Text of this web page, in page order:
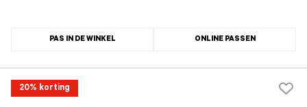
PAS IN DE WINKEL ONLINE PASSEN
20% korting